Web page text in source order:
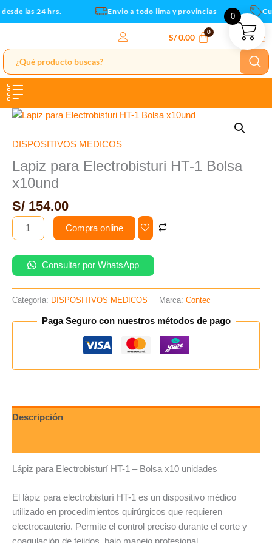
Ir
al
las 24 hrs. Envio a todo lima y provincias
S/0.00
DISPOSITIVOS MEDICOS
Lapiz para Electrobisturi HT-1 Bolsa
x10und
S/ 154.00
Lapiz
Electrobisturi
1
Bolsa
x10und
cantidad
Compra online
Consultar por WhatsApp
Categoría: DISPOSITIVOS MEDICOS Marca: Contec
Paga Seguro con nuestros métodos de pago
Descripción
Lápiz para Electrobisturí HT-1 – Bolsa x10 unidades
El lápiz para electrobisturí HT-1 es un dispositivo médico
utilizado en procedimientos quirúrgicos que requieren
electrocauterio. Permite el control preciso durante el corte y
0
x10und